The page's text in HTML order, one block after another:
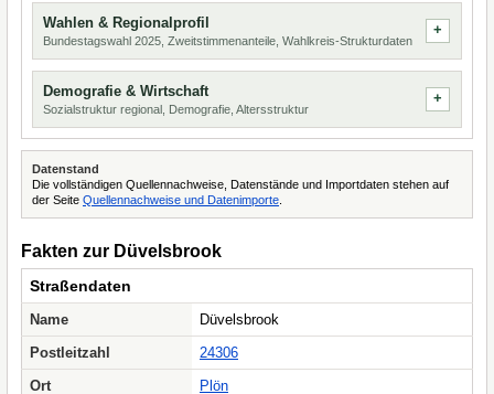
Wahlen & Regionalprofil
Bundestagswahl 2025, Zweitstimmenanteile, Wahlkreis-Strukturdaten
Demografie & Wirtschaft
Sozialstruktur regional, Demografie, Altersstruktur
Datenstand
Die vollständigen Quellennachweise, Datenstände und Importdaten stehen auf
der Seite Quellennachweise und Datenimporte
Fakten zur Düvelsbrook
Straßendaten
Name
Düvelsbrook
Postleitzahl
24306
Ort
Plön